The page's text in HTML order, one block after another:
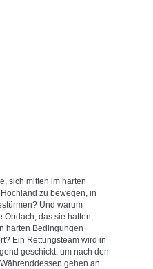
sich mitten im harten
zu bewegen, in
Und warum
Obdach, das sie hatten,
harten Bedingungen
Ein Rettungsteam wird in
geschickt, um nach den
gehen an